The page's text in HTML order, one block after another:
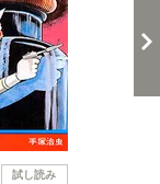
試し読み